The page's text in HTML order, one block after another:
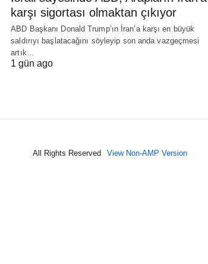
karşı sigortası olmaktan çıkıyor
ABD Başkanı Donald Trump’ın İran’a karşı en büyük
saldırıyı başlatacağını söyleyip son anda vazgeçmesi
artık…
1 gün ago
All Rights Reserved View Non-AMP Version